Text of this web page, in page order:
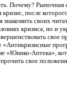
Почему? Рыночная
после
своих
кризиса, но и
свое
«Юнико-Аптека»,
свое